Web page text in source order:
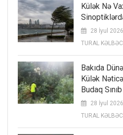
Külək Nə
28 İyul 2026
TURAL
Bakıda
Külək
Budaq Sınıb
28 İyul 2026
TURAL